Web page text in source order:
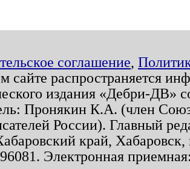
соглашение,
сайте распространяется
издания «Дебри-ДВ»
Пронякин К.А. (член
России). Главный
край,
Электронная